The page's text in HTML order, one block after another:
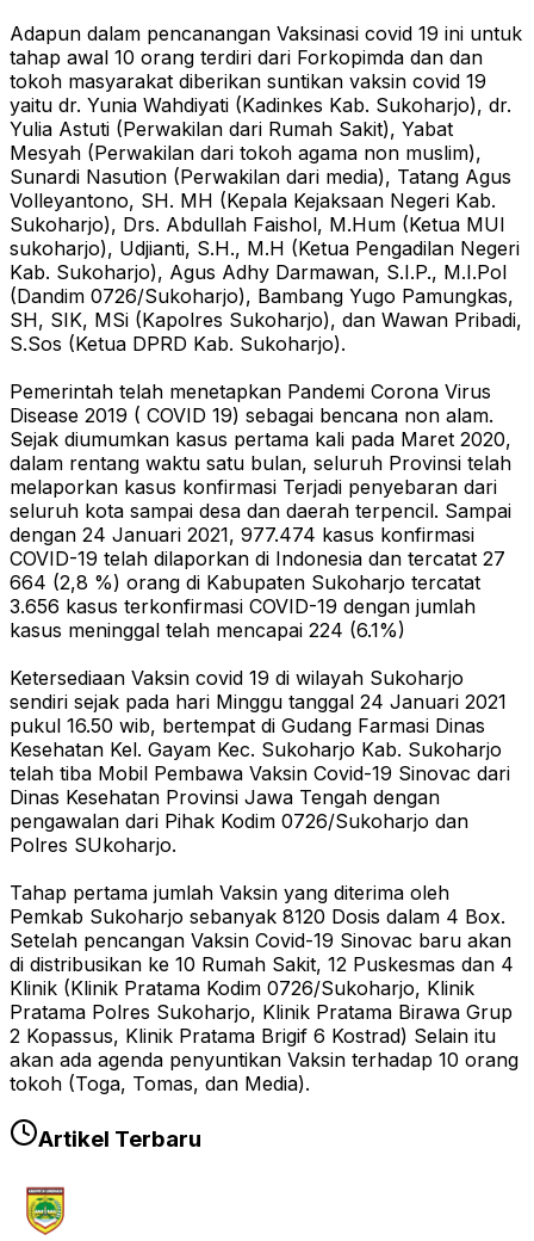
Adapun dalam pencanangan Vaksinasi covid 19 ini untuk
tahap awal 10 orang terdiri dari Forkopimda dan dan
tokoh masyarakat diberikan suntikan vaksin covid 19
yaitu dr. Yunia Wahdiyati (Kadinkes Kab. Sukoharjo), dr.
Yulia Astuti (Perwakilan dari Rumah Sakit), Yabat
Mesyah (Perwakilan dari tokoh agama non muslim),
Sunardi Nasution (Perwakilan dari media), Tatang Agus
Volleyantono, SH. MH (Kepala Kejaksaan Negeri Kab.
Sukoharjo), Drs. Abdullah Faishol, M.Hum (Ketua MUI
sukoharjo), Udjianti, S.H., M.H (Ketua Pengadilan Negeri
Kab. Sukoharjo), Agus Adhy Darmawan, S.I.P., M.I.Pol
(Dandim 0726/Sukoharjo), Bambang Yugo Pamungkas,
SH, SIK, MSi (Kapolres Sukoharjo), dan Wawan Pribadi,
S.Sos (Ketua DPRD Kab. Sukoharjo).
Pemerintah telah menetapkan Pandemi Corona Virus
Disease 2019 ( COVID 19) sebagai bencana non alam.
Sejak diumumkan kasus pertama kali pada Maret 2020,
dalam rentang waktu satu bulan, seluruh Provinsi telah
melaporkan kasus konfirmasi Terjadi penyebaran dari
seluruh kota sampai desa dan daerah terpencil. Sampai
dengan 24 Januari 2021, 977.474 kasus konfirmasi
COVID-19 telah dilaporkan di Indonesia dan tercatat 27
664 (2,8 %) orang di Kabupaten Sukoharjo tercatat
3.656 kasus terkonfirmasi COVID-19 dengan jumlah
kasus meninggal telah mencapai 224 (6.1%)
Ketersediaan Vaksin covid 19 di wilayah Sukoharjo
sendiri sejak pada hari Minggu tanggal 24 Januari 2021
pukul 16.50 wib, bertempat di Gudang Farmasi Dinas
Kesehatan Kel. Gayam Kec. Sukoharjo Kab. Sukoharjo
telah tiba Mobil Pembawa Vaksin Covid-19 Sinovac dari
Dinas Kesehatan Provinsi Jawa Tengah dengan
pengawalan dari Pihak Kodim 0726/Sukoharjo dan
Polres SUkoharjo.
Tahap pertama jumlah Vaksin yang diterima oleh
Pemkab Sukoharjo sebanyak 8120 Dosis dalam 4 Box.
Setelah pencangan Vaksin Covid-19 Sinovac baru akan
di distribusikan ke 10 Rumah Sakit, 12 Puskesmas dan 4
Klinik (Klinik Pratama Kodim 0726/Sukoharjo, Klinik
Pratama Polres Sukoharjo, Klinik Pratama Birawa Grup
2 Kopassus, Klinik Pratama Brigif 6 Kostrad) Selain itu
akan ada agenda penyuntikan Vaksin terhadap 10 orang
tokoh (Toga, Tomas, dan Media).
Artikel Terbaru